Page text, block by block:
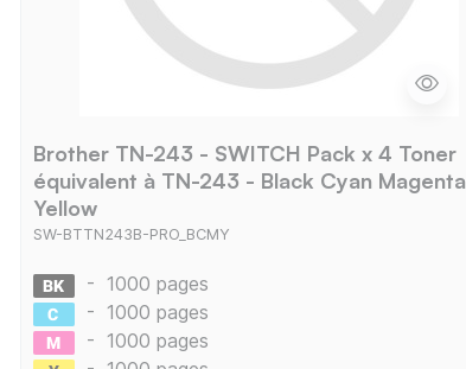
Brother TN-243 - SWITCH Pack x 4 Toner
équivalent à TN-243 - Black Cyan Magenta
Yellow
SW-BTTN243B-PRO_BCMY
- 1000 pages
- 1000 pages
- 1000 pages